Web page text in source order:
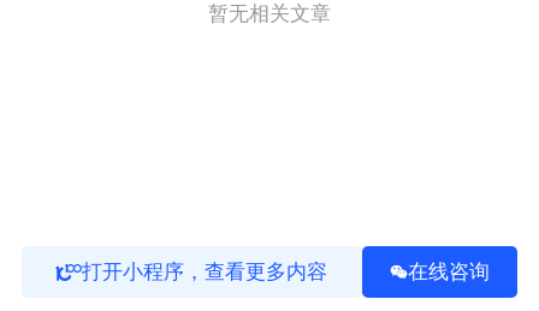
暂无相关文章
打开小程序，查看更多内容 在线咨询